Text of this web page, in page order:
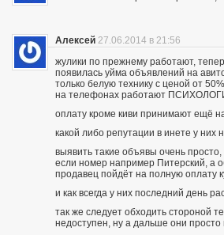
Алексей 27.06.2014 в 21:56
жулики по прежнему работают,
появилась уйма объявлений на
только белую технику с ценой от
на телефонах работают
оплату кроме киви принимают ещё
какой либо репутации в инете у них
выявить такие объявы очень
если номер например Питерский, а
продавец пойдёт на полную оплату
и как всегда у них последний день
так же следует обходить стороной
недоступен, ну а дальше они